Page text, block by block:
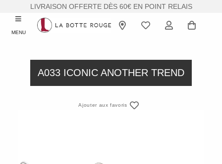
LIVRAISON OFFERTE DÈS 60€ EN POINT RELAIS
MENU
A033 ICONIC ANOTHER TREND
Ajouter aux favoris